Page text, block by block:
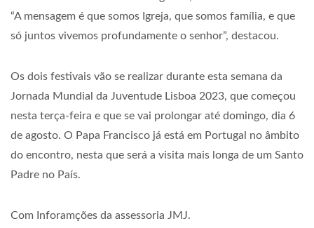
“A mensagem é que somos Igreja, que somos família, e que
só juntos vivemos profundamente o senhor”, destacou.
Os dois festivais vão se realizar durante esta semana da
Jornada Mundial da Juventude Lisboa 2023, que começou
nesta terça-feira e que se vai prolongar até domingo, dia 6
de agosto. O Papa Francisco já está em Portugal no âmbito
do encontro, nesta que será a visita mais longa de um Santo
Padre no País.
Com Inforamções da assessoria JMJ.